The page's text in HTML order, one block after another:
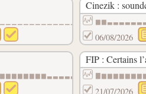
Cinezik :
06/08/2026
FIP : Certains
21/07/2026